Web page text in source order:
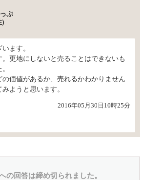
ぷ
)
ます。
更地にしないと売ることはできないも
の価値があるか、売れるかわかりません
ようと思います。
2016年05月30日10時25分
の回答は締め切られました。